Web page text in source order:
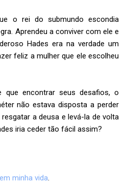
o rei do submundo escondia
Aprendeu a conviver com ele e
Hades era na verdade um
feliz a mulher que ele escolheu
que encontrar seus desafios, o
não estava disposta a perder
a deusa e levá-la de volta
iria ceder tão fácil assim?
minha vida